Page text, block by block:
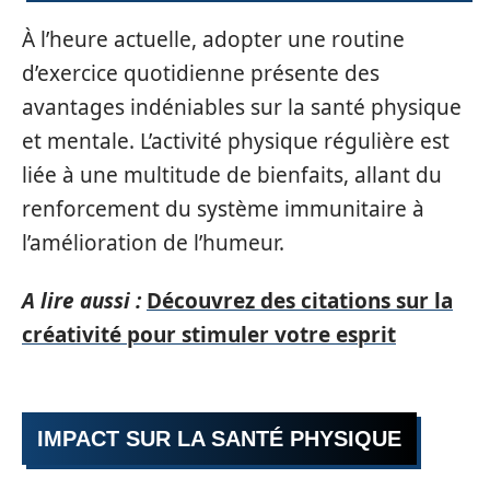
À l’heure actuelle, adopter une routine
d’exercice quotidienne présente des
avantages indéniables sur la santé physique
et mentale. L’activité physique régulière est
liée à une multitude de bienfaits, allant du
renforcement du système immunitaire à
l’amélioration de l’humeur.
A lire aussi : Découvrez des citations sur la
créativité pour stimuler votre esprit
IMPACT SUR LA SANTÉ PHYSIQUE